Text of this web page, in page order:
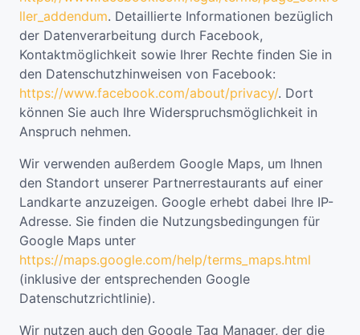
ller_addendum. Detaillierte Informationen bezüglich
der Datenverarbeitung durch Facebook,
Kontaktmöglichkeit sowie Ihrer Rechte finden Sie in
den Datenschutzhinweisen von Facebook:
https://www.facebook.com/about/privacy/. Dort
können Sie auch Ihre Widerspruchsmöglichkeit in
Anspruch nehmen.
Wir verwenden außerdem Google Maps, um Ihnen
den Standort unserer Partnerrestaurants auf einer
Landkarte anzuzeigen. Google erhebt dabei Ihre IP-
Adresse. Sie finden die Nutzungsbedingungen für
Google Maps unter
https://maps.google.com/help/terms_maps.html
(inklusive der entsprechenden Google
Datenschutzrichtlinie).
Wir nutzen auch den Google Tag Manager, der die